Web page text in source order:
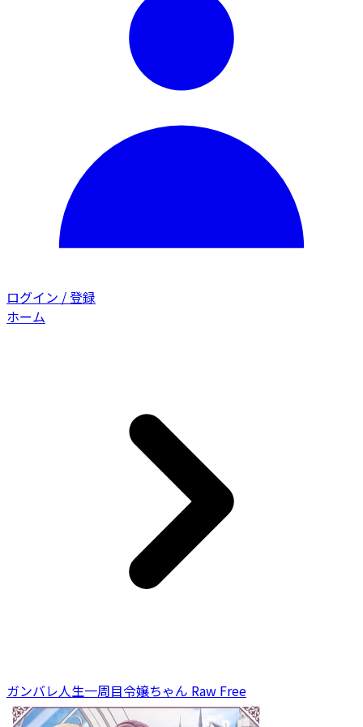
ログイン / 登録
ホーム
ガンバレ人生一周目令嬢ちゃん Raw Free